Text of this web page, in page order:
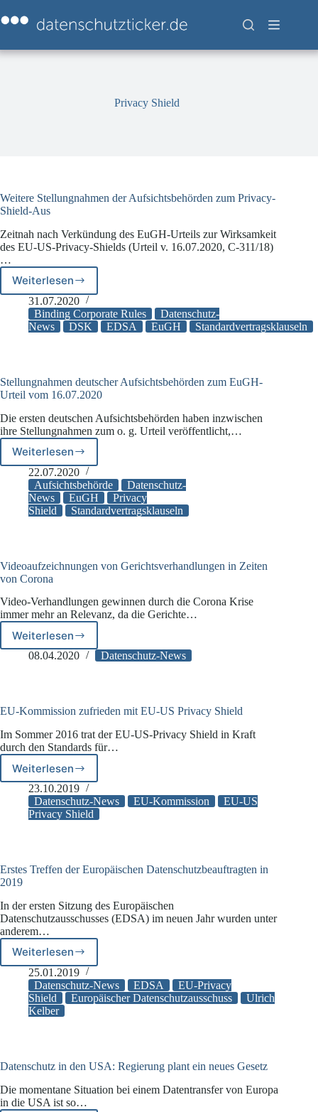
Inhalt
springen
Privacy Shield
Weitere Stellungnahmen der Aufsichtsbehörden zum Privacy-
Shield-Aus
Zeitnah nach Verkündung des EuGH-Urteils zur Wirksamkeit
des EU-US-Privacy-Shields (Urteil v. 16.07.2020, C-311/18)
…
Weiterlesen
Weitere
Stellungnahmen
der
Aufsichtsbehörden
Aus
31.07.2020
Binding Corporate Rules
Datenschutz-
News
DSK EDSA EuGH Standardvertragsklauseln
Stellungnahmen deutscher Aufsichtsbehörden zum EuGH-
Urteil vom 16.07.2020
Die ersten deutschen Aufsichtsbehörden haben inzwischen
ihre Stellungnahmen zum o. g. Urteil veröffentlicht,…
WeiterlesenStellungnahmen
deutscher
Aufsichtsbehörden
zum
EuGH-
22.07.2020
Aufsichtsbehörde
Datenschutz-
News
EuGH
Privacy
Shield
Standardvertragsklauseln
Videoaufzeichnungen von Gerichtsverhandlungen in Zeiten
von Corona
Video-Verhandlungen gewinnen durch die Corona Krise
immer mehr an Relevanz, da die Gerichte…
WeiterlesenVideoaufzeichnungen
von
von
08.04.2020 Datenschutz-News
EU-Kommission zufrieden mit EU-US Privacy Shield
Im Sommer 2016 trat der EU-US-Privacy Shield in Kraft
durch den Standards für…
Weiterlesen
EU-
Kommission
zufrieden
mit
Shield
23.10.2019
Datenschutz-News
EU-Kommission
EU-US
Privacy Shield
Erstes Treffen der Europäischen Datenschutzbeauftragten in
2019
In der ersten Sitzung des Europäischen
Datenschutzausschusses (EDSA) im neuen Jahr wurden unter
anderem…
Weiterlesen
Erstes
Treffen
der
Europäischen
Datenschutzbeauftragten
25.01.2019
Datenschutz-News
EDSA
EU-Privacy
Shield
Europäischer Datenschutzausschuss
Ulrich
Kelber
Datenschutz in den USA: Regierung plant ein neues Gesetz
Die momentane Situation bei einem Datentransfer von Europa
in die USA ist so…